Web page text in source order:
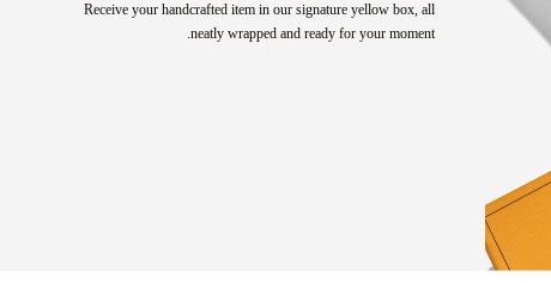
Receive your handcrafted item in our signature yellow box, all
neatly wrapped and ready for your moment.